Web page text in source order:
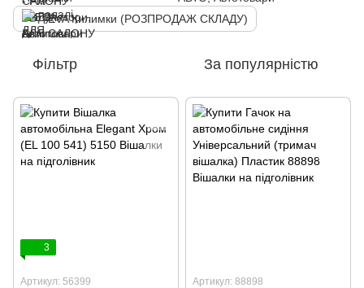
EVA Килимки (РОЗПРОДАЖ СКЛАДУ)
Фільтр За популярністю
3
Артикул: 56399 Артикул: 88898